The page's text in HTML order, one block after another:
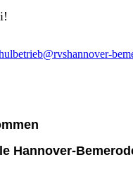
Hannover-